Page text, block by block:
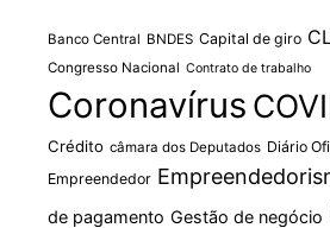
Banco Central BNDES Capital de giro
Congresso Nacional Contrato de trabalho
Coronavírus
Crédito câmara dos Deputados Diário
Empreendedor
de pagamento Gestão de negócio